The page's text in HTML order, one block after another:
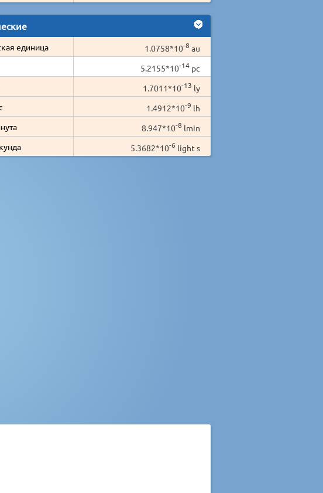
единица 1.0758*10-8 au
5.2155*10-14pc
1.7011*10-13 ly
1.4912*10-9 lh
8.947*10-8 lmin
5.3682*10-6 light s